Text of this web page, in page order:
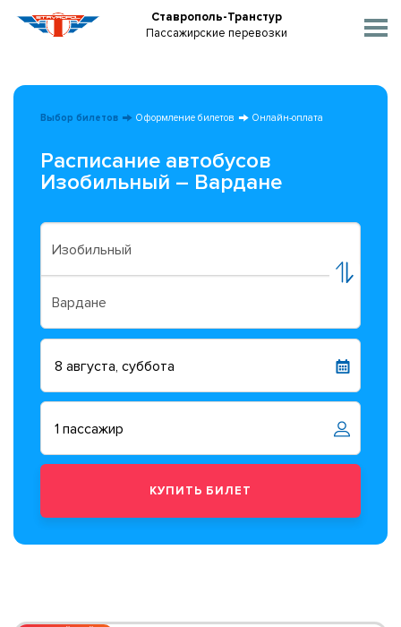
Ставрополь-Транстур
Пассажирские перевозки
Выбор билетов Оформление билетов Онлайн-оплата
Расписание автобусов
Изобильный – Вардане